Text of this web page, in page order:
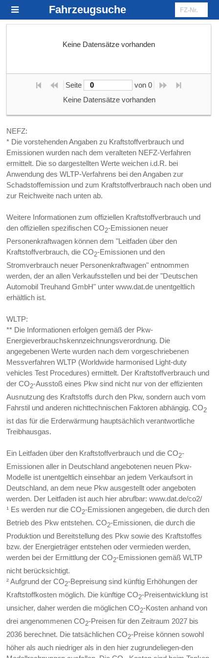
Fahrzeugsuche
Keine Datensätze vorhanden
Seite von 0
Keine Datensätze vorhanden
NEFZ:
* Die vorstehenden Angaben zu Kraftstoffverbrauch und
Emissionen wurden nach dem veralteten NEFZ-Verfahren
ermittelt. Die so dargestellten Werte weichen i.d.R. bei
Anwendung des WLTP-Verfahrens bei den Angaben zur
Schadstoffemission und zum Kraftstoffverbrauch nach oben und
zur Reichweite nach unten ab.
Weitere Informationen zum offiziellen Kraftstoffverbrauch und
den offiziellen spezifischen CO2-Emissionen neuer
Personenkraftwagen können dem "Leitfaden über den
Kraftstoffverbrauch, die CO2-Emissionen und den
Stromverbrauch neuer Personenkraftwagen" entnommen
werden, der an allen Verkaufsstellen und bei der "Deutschen
Automobil Treuhand GmbH" unter www.dat.de unentgeltlich
erhältlich ist.
WLTP:
** Die Informationen erfolgen gemäß der Pkw-
Energieverbrauchskennzeichnungsverordnung. Die
angegebenen Werte wurden nach dem vorgeschriebenen
Messverfahren WLTP (Worldwide harmonised Light-duty
vehicles Test Procedures) ermittelt. Der Kraftstoffverbrauch und
der CO2-Ausstoß eines Pkw sind nicht nur von der effizienten
Ausnutzung des Kraftstoffs durch den Pkw, sondern auch vom
Fahrstil und anderen nichttechnischen Faktoren abhängig. CO2
ist das für die Erderwärmung hauptsächlich verantwortliche
Treibhausgas.
Ein Leitfaden über den Kraftstoffverbrauch und die CO2-
Emissionen aller in Deutschland angebotenen neuen Pkw-
Modelle ist unentgeltlich einsehbar an jedem Verkaufsort in
Deutschland, an dem neue Pkw ausgestellt oder angeboten
werden. Der Leitfaden ist auch hier abrufbar: www.dat.de/co2/
¹ Es werden nur die CO2-Emissionen angegeben, die durch den
Betrieb des Pkw entstehen. CO2-Emissionen, die durch die
Produktion und Bereitstellung des Pkw sowie des Kraftstoffes
bzw. der Energieträger entstehen oder vermieden werden,
werden bei der Ermittlung der CO2-Emissionen gemäß WLTP
nicht berücksichtigt.
² Aufgrund der CO2-Bepreisung sind künftig Erhöhungen der
Kraftstoffkosten möglich. Die künftige CO2-Preisentwicklung ist
unsicher, daher werden die möglichen CO2-Kosten anhand von
drei angenommenen CO2-Preisen für den Zeitraum 2027 bis
2036 berechnet. Die tatsächlichen CO2-Preise können sowohl
höher als auch niedriger als in den hier zugrundeliegen-den